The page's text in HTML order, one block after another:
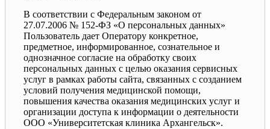
В соответствии с Федеральным законом от
27.07.2006 № 152-ФЗ «О персональных данных»
Пользователь дает Оператору конкретное,
предметное, информированное, сознательное и
однозначное согласие на обработку своих
персональных данных с целью оказания сервисных
услуг в рамках работы сайта, связанных с созданием
условий получения медицинской помощи,
повышения качества оказания медицинских услуг и
организации доступа к информации о деятельности
ООО «Университетская клиника Архангельск».